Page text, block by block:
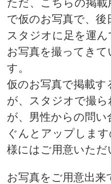
ただ、こちらの掲載
で仮のお写真で、
スタジオに足を運
お写真を撮ってき
す。
仮のお写真で掲載す
が、スタジオで撮ら
が、男性からの問
ぐんとアップしま
様にはご用意いた
お写真をご用意出